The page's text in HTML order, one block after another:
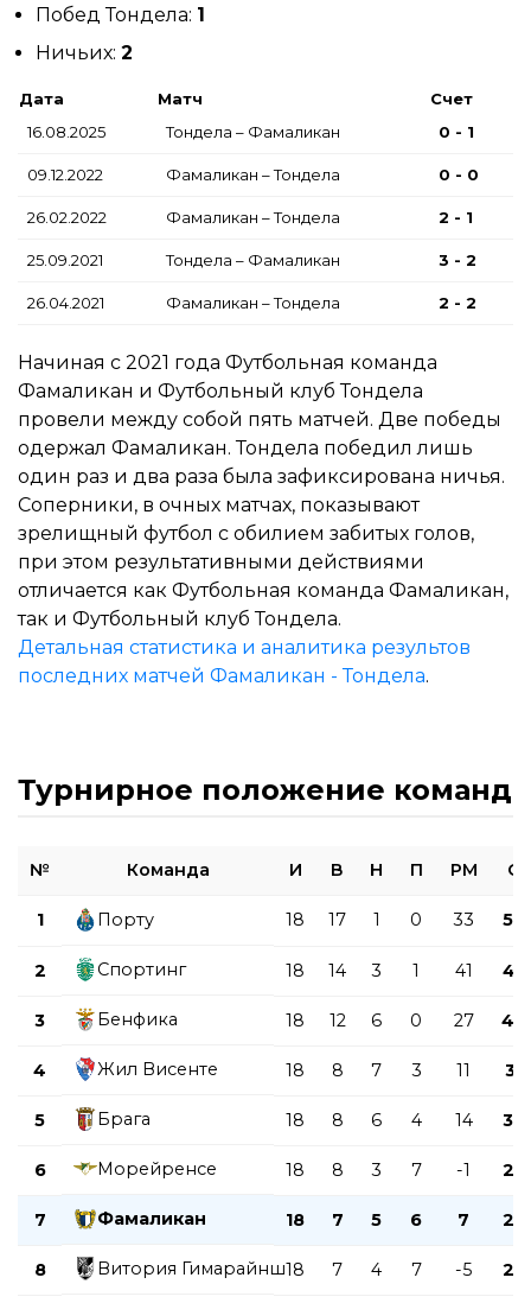
Побед Тондела: 1
Ничьих: 2
Дата Матч
Счет
16.08.2025
Тондела – Фамаликан 0 - 1
09.12.2022 Фамаликан – Тондела 0 - 0
26.02.2022 Фамаликан – Тондела 2 - 1
25.09.2021 Тондела – Фамаликан 3 - 2
26.04.2021 Фамаликан – Тондела 2 - 2
Начиная с 2021 года Футбольная команда
Фамаликан и Футбольный клуб Тондела
провели между собой пять матчей. Две победы
одержал Фамаликан. Тондела победил лишь
один раз и два раза была зафиксирована ничья.
Соперники, в очных матчах, показывают
зрелищный футбол с обилием забитых голов,
при этом результативными действиями
отличается как Футбольная команда Фамаликан,
так и Футбольный клуб Тондела.
Детальная статистика и аналитика результов
последних матчей Фамаликан - Тондела.
Турнирное положение команд
№ Команда И В Н П РМ О
1 Порту 18 17 1 0 33 52
2 Спортинг 18 14 3 1 41 45
3 Бенфика 18 12 6 0 27 42
4 Жил Висенте 18 8 7 3 11 31
5 Брага 18 8 6 4 14 30
6 Морейренсе 18 8 3 7 -1 27
7 Фамаликан 18 7 5 6 7 26
8 Витория Гимарайнш18 7 4 7 -5 25